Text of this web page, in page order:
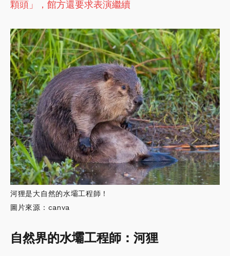
顆頭」，館方還要求表演繼續
河狸是大自然的水壩工程師！
圖片來源：canva
自然界的水壩工程師：河狸